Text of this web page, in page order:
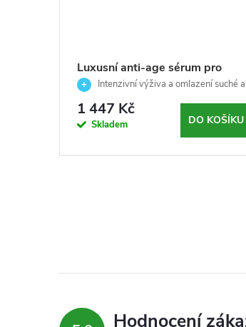
Luxusní anti-age sérum pro
suchou a zralou pleť - .714 X-
AGE SUPREME RICH -
Boost/face - Arosha -30ml
Intenzivní výživa a omlazení suché a
zralé pleti
1 447 Kč
Skladem DO KOŠÍKU
Hodnocení